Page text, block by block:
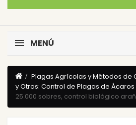
MENÚ
Plagas Agrícolas y Mëtodos de
y Otros: Control de Plagas de Ácaros
25.000 sobres, control biológico